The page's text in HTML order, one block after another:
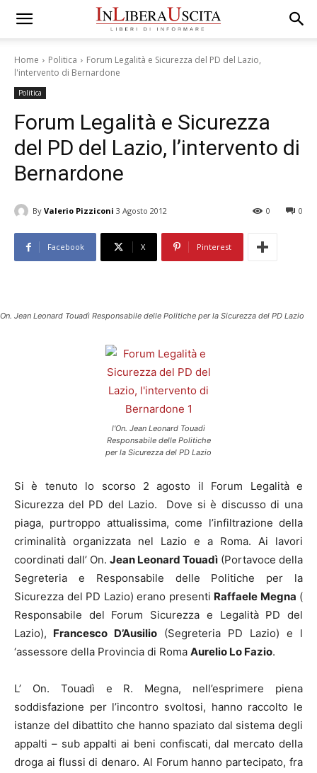
Home Politica
Forum Legalità e Sicurezza del PD del Lazio,
l'intervento di Bernardone
Politica
Forum Legalità e Sicurezza
del PD del Lazio, l’intervento di
Bernardone
By Valerio Pizziconi 3 Agosto 2012 0
0
Facebook X Pinterest
On. Jean Leonard Touadì Responsabile delle Politiche per la Sicurezza del PD Lazio
l'On. Jean Leonard Touadì
Responsabile delle Politiche
per la Sicurezza del PD Lazio
Si è tenuto lo scorso 2 agosto il Forum Legalità e
Sicurezza del PD del Lazio. Dove si è discusso di una
piaga, purtroppo attualissima, come l’infiltrazione della
criminalità organizzata nel Lazio e a Roma. Ai lavori
coordinati dall’ On. Jean Leonard Touadì (Portavoce della
Segreteria e Responsabile delle Politiche per la
Sicurezza del PD Lazio) erano presenti Raffaele Megna (
Responsabile del Forum Sicurezza e Legalità PD del
Lazio), Francesco D’Ausilio (Segreteria PD Lazio) e l
‘assessore della Provincia di Roma Aurelio Lo Fazio.
L’ On. Touadì e R. Megna, nell’esprimere piena
soddisfazione per l’incontro svoltosi, hanno raccolto le
istanze del dibattito che hanno spaziato dal sistema degli
appalti – sub appalti ai beni confiscati, dal mercato della
droga ai flussi di denaro. Al Forum hanno partecipato, fra